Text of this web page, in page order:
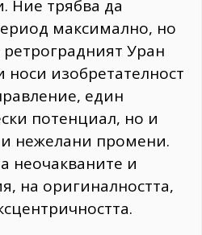
Ние трябва да
максимално, но
Уран
носи изобретателност
един
потенциал, но и
нежелани промени.
неочакваните и
на оригиналността,